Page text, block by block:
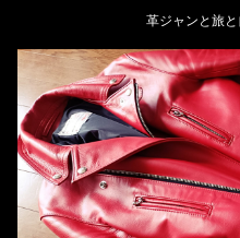
革ジャンと旅と